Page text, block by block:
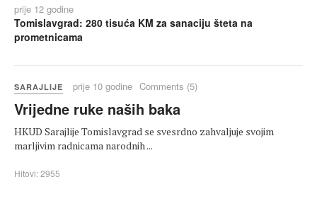
prije 12 godine
Tomislavgrad: 280 tisuća KM za sanaciju šteta na
prometnicama
SARAJLIJE prije 10 godine Comments (5)
Vrijedne ruke naših baka
HKUD Sarajlije Tomislavgrad se svesrdno zahvaljuje svojim
marljivim radnicama narodnih ...
Hitovi: 2955